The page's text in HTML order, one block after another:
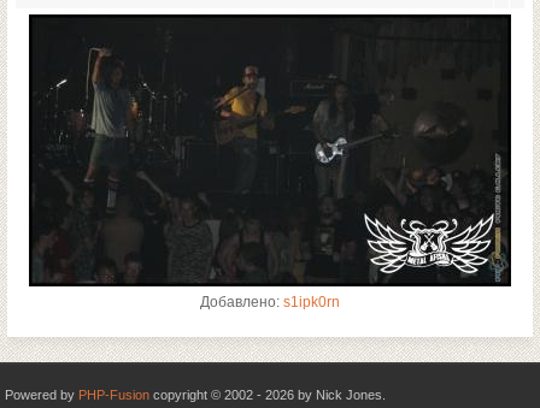
Добавлено: s1ipk0rn
Powered by PHP-Fusion copyright © 2002 - 2026 by Nick Jones.